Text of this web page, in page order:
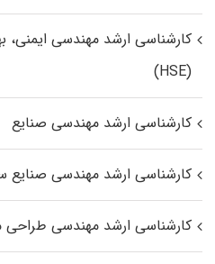
کارشناسی ارشد مهندسی
(HSE)
کارشناسی ارشد مهندسی صنایع
کارشناسی ارشد مهندسی صنایع
کارشناسی ارشد مهندسی